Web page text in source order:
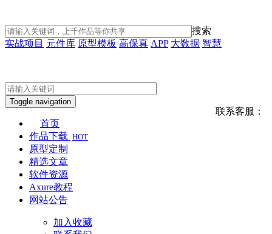
搜索
实战项目 元件库 原型模板 高保真 APP 大数据 智慧
联系客服：
Toggle navigation
首页
作品下载 HOT
原型定制
精选文章
软件资源
Axure教程
网站公告
加入收藏